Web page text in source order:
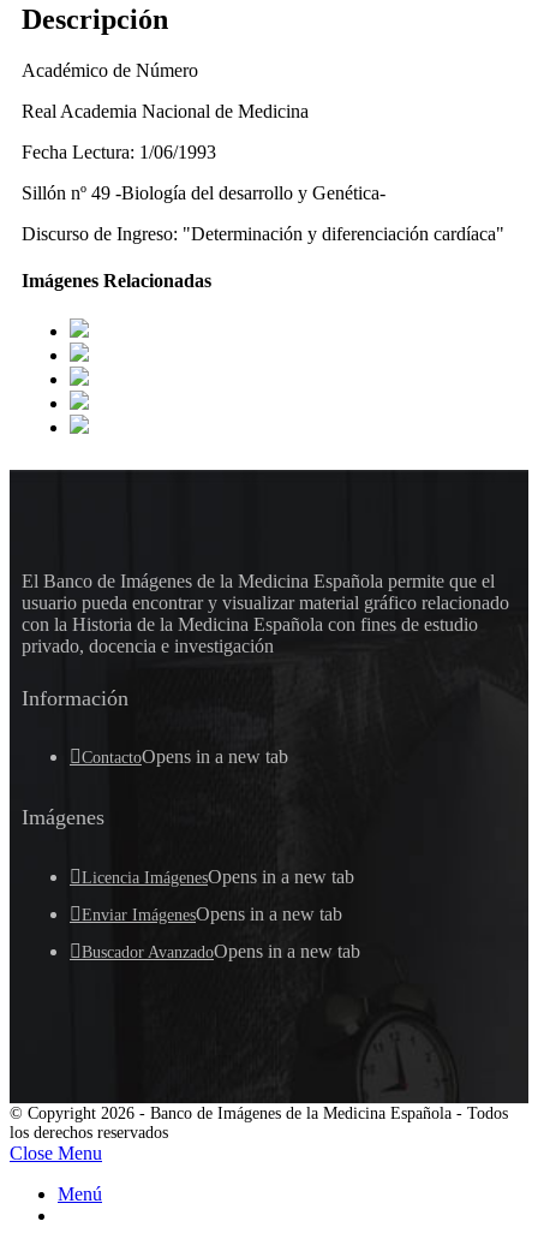
Descripción
Académico de Número
Real Academia Nacional de Medicina
Fecha Lectura: 1/06/1993
Sillón nº 49 -Biología del desarrollo y Genética-
Discurso de Ingreso: "Determinación y diferenciación cardíaca"
Imágenes Relacionadas
El Banco de Imágenes de la Medicina Española permite que el
usuario pueda encontrar y visualizar material gráfico relacionado
con la Historia de la Medicina Española con fines de estudio
privado, docencia e investigación
Información
ContactoOpens in a new tab
Imágenes
Licencia ImágenesOpens in a new tab
Enviar ImágenesOpens in a new tab
Buscador AvanzadoOpens in a new tab
© Copyright 2026 - Banco de Imágenes de la Medicina Española - Todos
los derechos reservados
Close Menu
Menú